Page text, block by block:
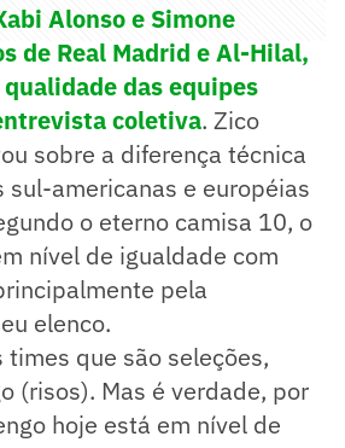
Alonso e Simone
de Real Madrid e Al-Hilal,
das equipes
coletiva. Zico
sobre a diferença técnica
sul-americanas e européias
o eterno camisa 10, o
nível de igualdade com
pela
elenco.
que são seleções,
(risos). Mas é verdade, por
hoje está em nível de